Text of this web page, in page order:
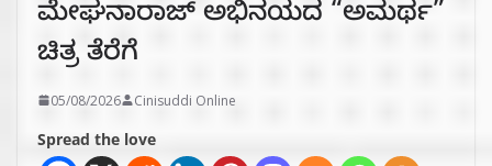
ಮೇಘನಾರಾಜ್ ಅಭಿನಯದ “ಅಮರ್ಥ”
ಚಿತ್ರ ತೆರೆಗೆ
05/08/2026 Cinisuddi Online
Spread the love